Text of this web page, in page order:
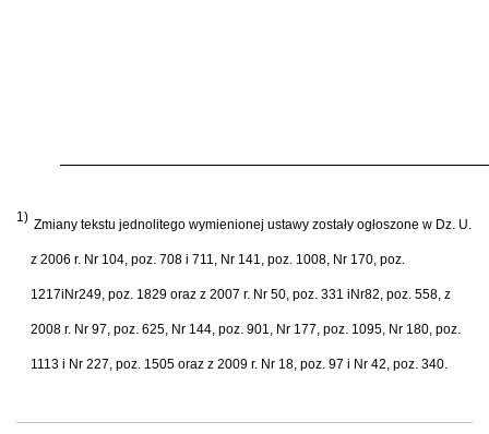
1) Zmiany tekstu jednolitego wymienionej ustawy zostały ogłoszone w Dz. U.
z 2006 r. Nr 104, poz. 708 i 711, Nr 141, poz. 1008, Nr 170, poz.
1217iNr249, poz. 1829 oraz z 2007 r. Nr 50, poz. 331 iNr82, poz. 558, z
2008 r. Nr 97, poz. 625, Nr 144, poz. 901, Nr 177, poz. 1095, Nr 180, poz.
1113 i Nr 227, poz. 1505 oraz z 2009 r. Nr 18, poz. 97 i Nr 42, poz. 340.